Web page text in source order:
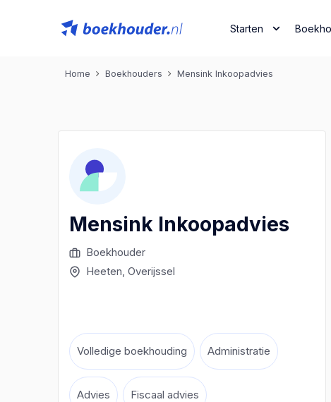
Starten
Home Boekhouders Mensink Inkoopadvies
Mensink Inkoopadvies
Boekhouder
Heeten, Overijssel
Volledige boekhouding Administratie
Advies Fiscaal advies